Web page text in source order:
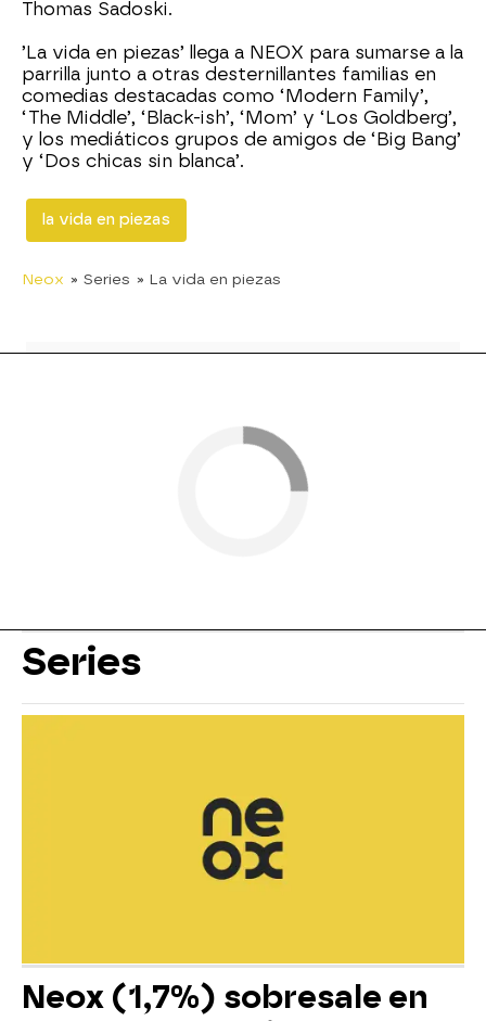
Thomas Sadoski.
’La vida en piezas’ llega a NEOX para sumarse a la
parrilla junto a otras desternillantes familias en
comedias destacadas como ‘Modern Family’,
‘The Middle’, ‘Black-ish’, ‘Mom’ y ‘Los Goldberg’,
y los mediáticos grupos de amigos de ‘Big Bang’
y ‘Dos chicas sin blanca’.
la vida en piezas
Neox » Series » La vida en piezas
Series
Neox (1,7%) sobresale en